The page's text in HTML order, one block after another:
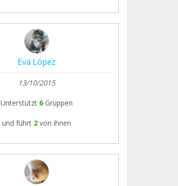
Eva López
13/10/2015
Unterstützt 6Gruppen
und führt 2 von ihnen